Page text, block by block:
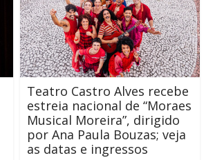
Teatro Castro Alves recebe
estreia nacional de “Moraes
Musical Moreira”, dirigido
por Ana Paula Bouzas; veja
as datas e ingressos